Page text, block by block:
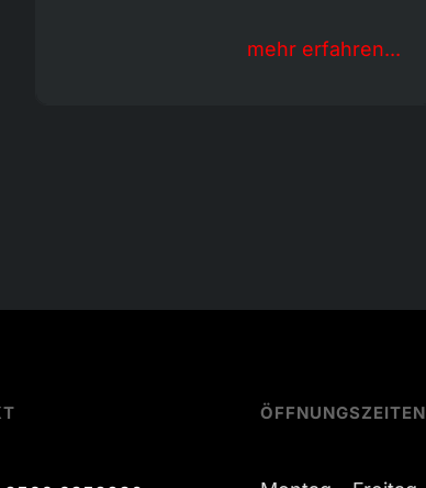
mehr erfahren...
ÖFFNUNGSZEITEN